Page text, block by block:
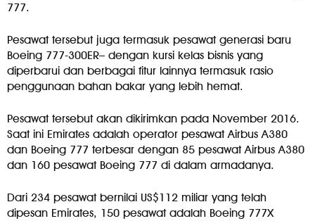
777.
Pesawat tersebut juga termasuk pesawat generasi baru
Boeing 777-300ER– dengan kursi kelas bisnis yang
diperbarui dan berbagai fitur lainnya termasuk rasio
penggunaan bahan bakar yang lebih hemat.
Pesawat tersebut akan dikirimkan pada November 2016.
Saat ini Emirates adalah operator pesawat Airbus A380
dan Boeing 777 terbesar dengan 85 pesawat Airbus A380
dan 160 pesawat Boeing 777 di dalam armadanya.
Dari 234 pesawat bernilai US$112 miliar yang telah
dipesan Emirates, 150 pesawat adalah Boeing 777X